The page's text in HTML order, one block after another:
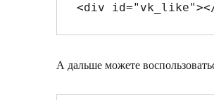
А дальше можете